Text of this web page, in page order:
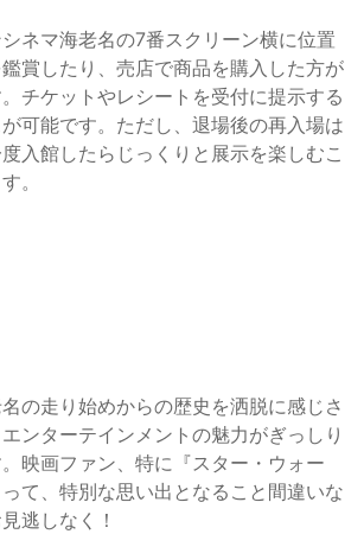
ネマ海老名の7番スクリーン横に位置
賞したり、売店で商品を購入した方が
チケットやレシートを受付に提示する
可能です。ただし、退場後の再入場は
入館したらじっくりと展示を楽しむこ
。
の走り始めからの歴史を洒脱に感じさ
ンターテインメントの魅力がぎっしり
映画ファン、特に『スター・ウォー
て、特別な思い出となること間違いな
逃しなく！